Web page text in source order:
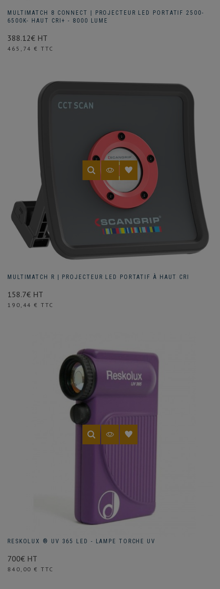
MULTIMATCH 8 CONNECT | PROJECTEUR LED PORTATIF 2500-
6500K- HAUT CRI+ - 8000 LUME
388.12€ HT
Prix
465,74 € TTC
MULTIMATCH R | PROJECTEUR LED PORTATIF À HAUT CRI
158.7€ HT
Prix
190,44 € TTC
RESKOLUX ® UV 365 LED - LAMPE TORCHE UV
700€ HT
Prix
840,00 € TTC